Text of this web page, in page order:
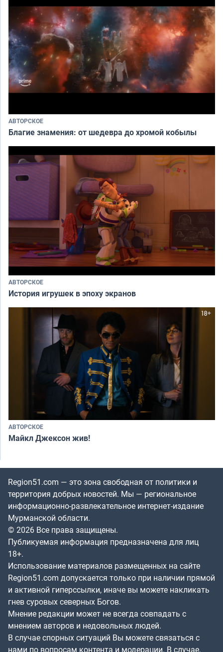
АВТОРСКОЕ
Благие знамения: от шедевра до хромой кобылы
АВТОРСКОЕ
История игрушек в эпоху экранов
АВТОРСКОЕ
Майкл Джексон жив!
Region51.com — это зона свободная от политики и
территория добрых новостей. Мы — региональное
информационно-развлекательное интернет-издание
Мурманской области.
© 2026 Все права защищены.
Публикуемая информация предназначена для лиц
18+.
Использование материалов размещенных на сайте
Region51.com допускается только при наличии прямой
и активной гиперссылки, иначе вы можете накликать
гнев суровых северных Богов.
Мнение редакции может не всегда совпадать с
мнением авторов и недовольных людей.
В случае спорных ситуаций Вы можете связаться с
нами по вопросам контента и модерации. В случае,